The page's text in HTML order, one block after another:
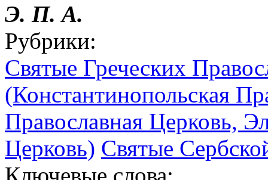
Э. П. А.
Рубрики:
Святые Греческих
(Константинопольская
Православная Церковь,
Церковь) Святые
Ключевые слова: